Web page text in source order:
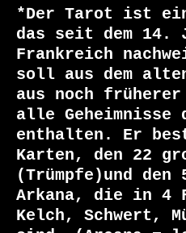
*Der Tarot ist
das seit dem
Frankreich
soll aus dem
aus noch früherer
alle Geheimnisse
enthalten. Er
Karten, den 22
(Trümpfe)und den
Arkana, die in 4
Kelch, Schwert,